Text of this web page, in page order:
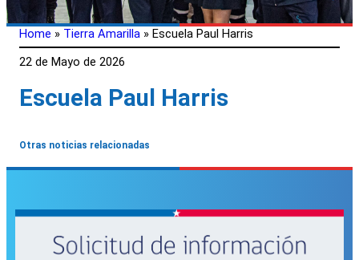
Home » Tierra Amarilla » Escuela Paul Harris
22 de Mayo de 2026
Escuela Paul Harris
Otras noticias relacionadas